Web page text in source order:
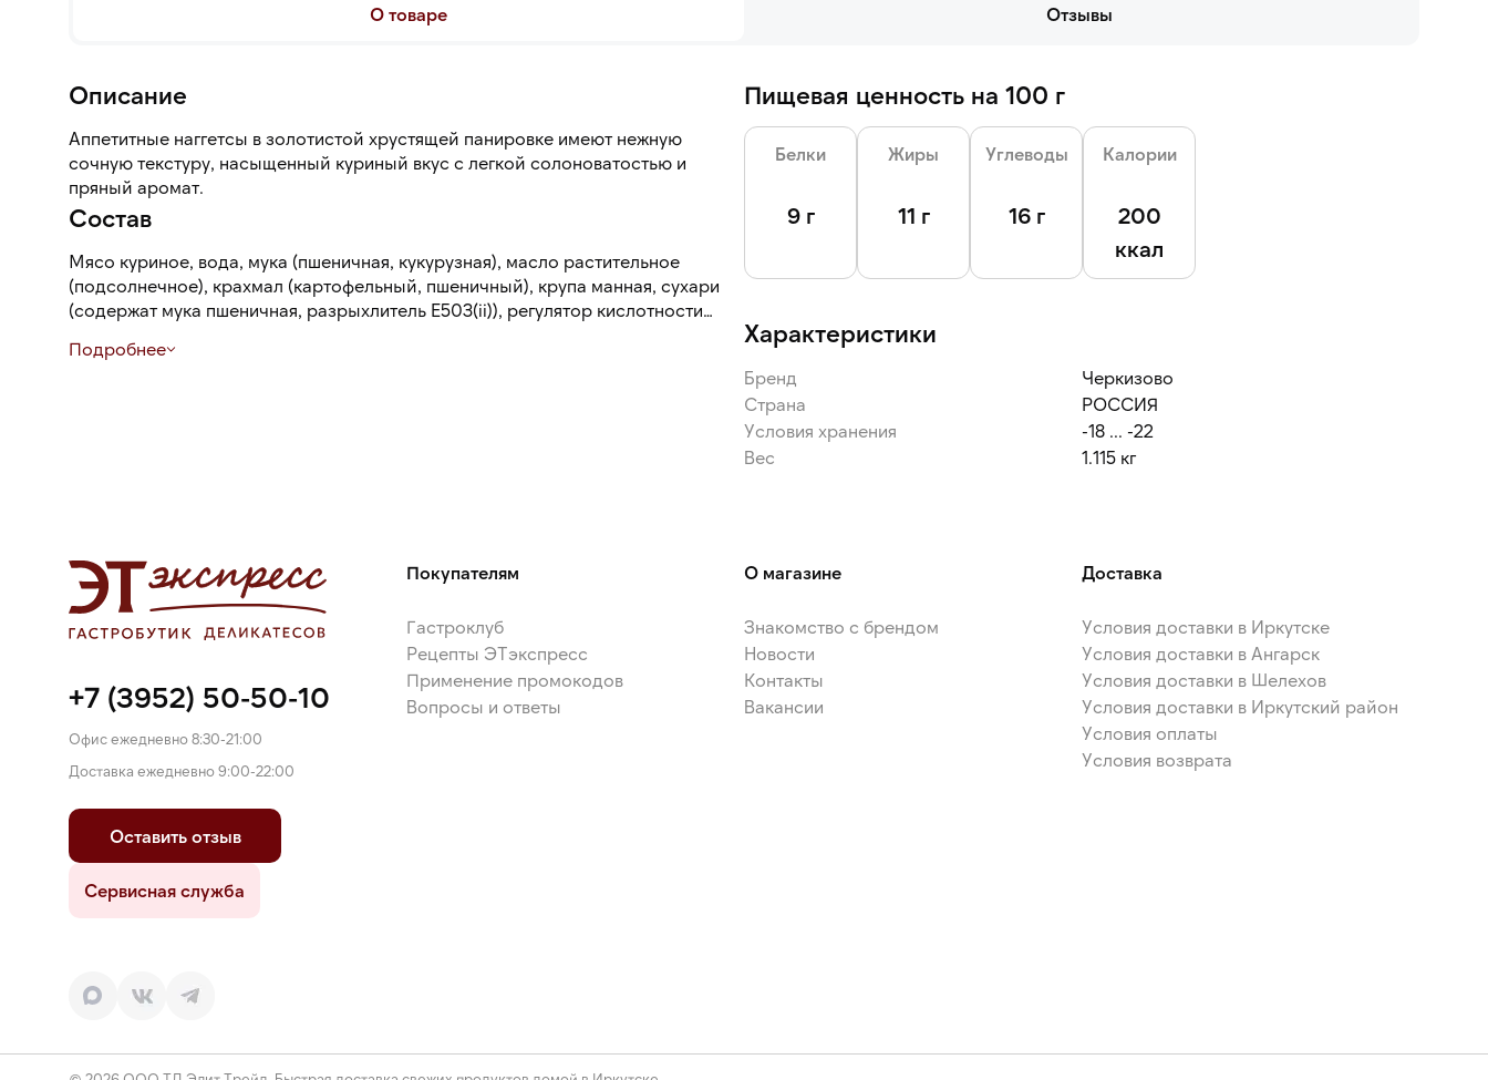
О товаре Отзывы
Описание
Аппетитные наггетсы в золотистой хрустящей панировке имеют нежную
сочную текстуру, насыщенный куриный вкус с легкой солоноватостью и
пряный аромат.
Состав
Мясо куриное, вода, мука (пшеничная, кукурузная), масло растительное
(подсолнечное), крахмал (картофельный, пшеничный), крупа манная, сухари
(содержат мука пшеничная, разрыхлитель Е503(ii)), регулятор кислотности
(содержат глютен), разрыхлители Е450(ii), Е500ii)), декстроза, ароматизатор
Подробнее
Пищевая ценность на 100 г
Белки
9 г
Жиры
11 г
Углеводы
16 г
Калории
200
ккал
Характеристики
Бренд
Черкизово
Страна
РОССИЯ
Условия хранения
-18 ... -22
Вес
1.115 кг
+7 (3952) 50-50-10
Офис ежедневно 8:30-21:00
Доставка ежедневно 9:00-22:00
Оставить отзыв
Сервисная служба
Покупателям
Гастроклуб
Рецепты ЭТэкспресс
Применение промокодов
Вопросы и ответы
О магазине
Знакомство с брендом
Новости
Контакты
Вакансии
Доставка
Условия доставки в Иркутске
Условия доставки в Ангарск
Условия доставки в Шелехов
Условия доставки в Иркутский район
Условия оплаты
Условия возврата